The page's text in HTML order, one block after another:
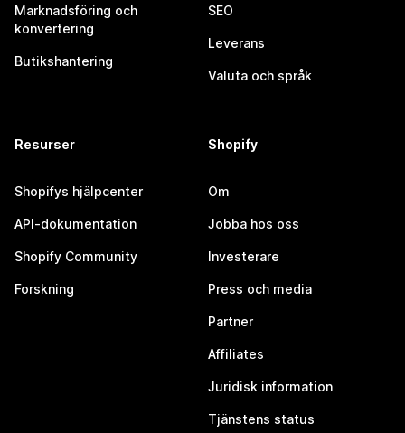
Marknadsföring och
konvertering
Butikshantering
SEO
Leverans
Valuta och språk
Resurser
Shopifys hjälpcenter
API-dokumentation
Shopify Community
Forskning
Shopify
Om
Jobba hos oss
Investerare
Press och media
Partner
Affiliates
Juridisk information
Tjänstens status